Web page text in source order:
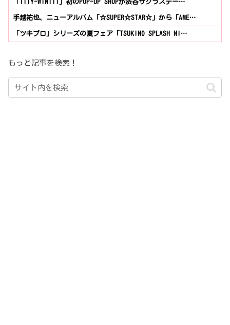
「ITTY-WINTIT」初のPOP-UP SHOPが渋谷サクラステー…
手越祐也、ニューアルバム「☆SUPER☆STAR☆」から「AME…
「ツキプロ」シリーズの夏フェア「TSUKINO SPLASH NI…
もっと記事を検索！